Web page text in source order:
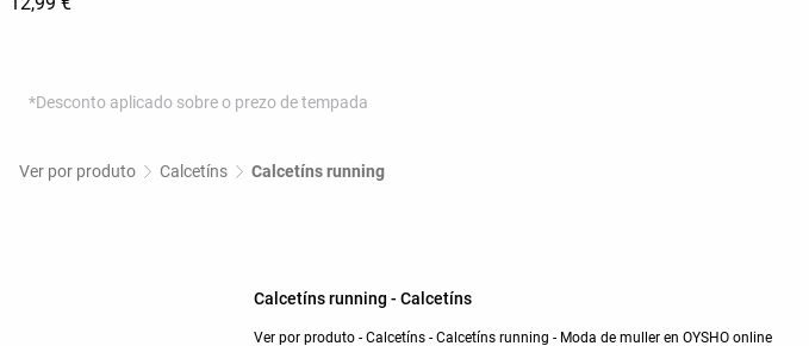
*Desconto aplicado sobre o prezo de tempada
Ver por produto Calcetíns Calcetíns running
Calcetíns running - Calcetíns
Ver por produto - Calcetíns - Calcetíns running - Moda de muller en OYSHO online